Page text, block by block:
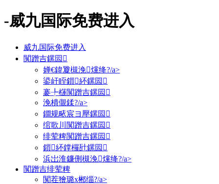
-威九国际免费进入
威九国际免费进入
闃蹭吉鏍囩
婵€鍏夐槻浼爣绛?/a>
鍙屽眰鎻紑鏍囩
褰╄櫣闃蹭吉鏍囩
浼樻儬鍒?/a>
鐗规畩宸ヨ壓鏍囩
绾歌川闃蹭吉鏍囩
绯荤粺闃蹭吉鏍囩
鎻紑鐣欏瓧鏍囩
浜岀淮鐮侀槻浼爣绛?/a>
闃蹭吉绯荤粺
闃茬獪璐х郴缁?/a>